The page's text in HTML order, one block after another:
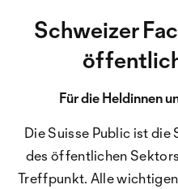
Schweizer
Für die Heldinnen
Die Suisse Public ist
des öffentlichen
Treffpunkt. Alle